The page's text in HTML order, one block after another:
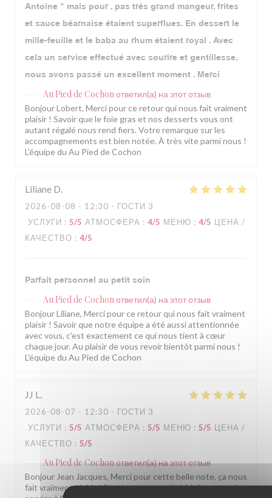
Antoine " mais pour , pas trés grand mangeur, frites
et sauce béarnaise étaient superflues. En dessert le
mille-feuille et le baba au rhum étaient royal . Avec
cela un service effectué avec sourire et gentillesse,
nous avons passé un excellent moment . Merci
Au Pied de Cochonответил(а) на этот отзыв
Bonjour Lobert, Merci pour ce retour qui nous fait vraiment
plaisir ! Savoir que le foie gras et nos desserts vous ont
autant régalé nous rend fiers. Votre remarque sur les
accompagnements est bien notée. À très vite parmi nous !
L'équipe du Au Pied de Cochon
Liliane D
2026-08-08 - 12:30 - ГОСТИ 3
УСЛУГИ : 5/5 АТМОСФЕРА : 4/5 МЕНЮ : 4/5 ЦЕНА /
КАЧЕСТВО : 4/5
Parfait personnel au petit soin
Au Pied de Cochonответил(а) на этот отзыв
Bonjour Liliane, Merci pour ce retour qui nous fait vraiment
plaisir ! Savoir que notre équipe a été aussi attentionnée
avec vous, c'est exactement ce qui nous tient à cœur
chaque jour. Au plaisir de vous revoir bientôt parmi nous !
L'équipe du Au Pied de Cochon
JJ L
2026-08-07 - 12:30 - ГОСТИ 3
УСЛУГИ : 5/5 АТМОСФЕРА : 5/5 МЕНЮ : 5/5 ЦЕНА /
КАЧЕСТВО : 5/5
Au Pied de Cochonответил(а) на этот отзыв
Bonjour Jean Jacques, Merci pour cette belle note, ça nous
fait vraiment plaisir ! Savoir que tout a été à la hauteur, du